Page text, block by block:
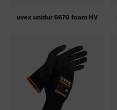
uvex unidur 6679 foam HV